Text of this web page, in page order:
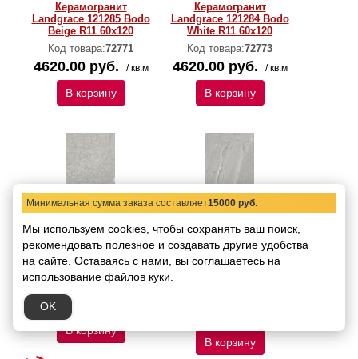
Керамогранит
Landgrace 121285 Bodo
Beige R11 60х120
Код товара:72771
4620.00 руб. / кв.м
В корзину
Керамогранит
Landgrace 121284 Bodo
White R11 60х120
Код товара:72773
4620.00 руб. / кв.м
В корзину
Керамогранит
Landgrace 121283 Bodo
Grey R11 60х120
72770
4620.00 руб.
В корзину
Керамогранит
Landgrace 121255
Cutstone Grey R11
В корзину
Минимальная сумма заказа составляет15000 руб.
Мы используем cookies, чтобы сохранять ваш поиск,
рекомендовать полезное и создавать другие удобства
на сайте. Оставаясь с нами, вы соглашаетесь на
использование файлов куки.
OK